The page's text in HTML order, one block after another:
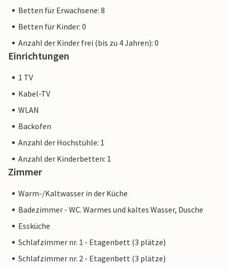
Betten für Erwachsene: 8
Betten für Kinder: 0
Anzahl der Kinder frei (bis zu 4 Jahren): 0
Einrichtungen
1 TV
Kabel-TV
WLAN
Backofen
Anzahl der Hochstühle: 1
Anzahl der Kinderbetten: 1
Zimmer
Warm-/Kaltwasser in der Küche
Badezimmer - WC. Warmes und kaltes Wasser, Dusche
Essküche
Schlafzimmer nr. 1 - Etagenbett (3 plätze)
Schlafzimmer nr. 2 - Etagenbett (3 plätze)